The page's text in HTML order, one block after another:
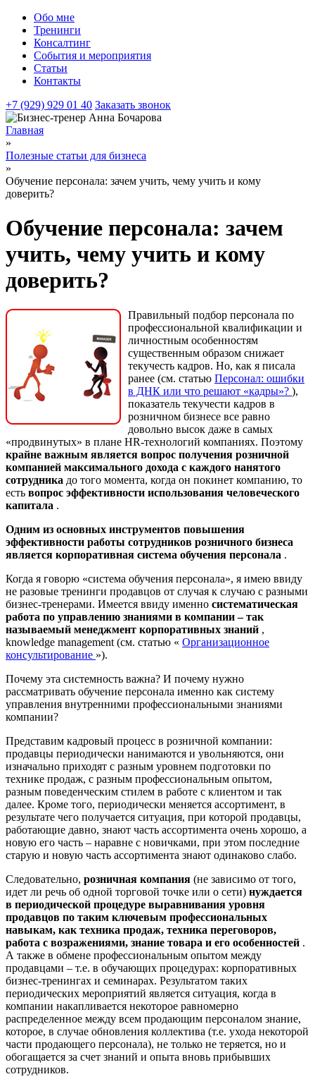
Обо мне
Тренинги
Консалтинг
События и мероприятия
Статьи
Контакты
+7 (929) 929 01 40 Заказать звонок
Главная
»
Полезные статьи для бизнеса
»
Обучение персонала: зачем учить, чему учить и кому
доверить?
Обучение персонала: зачем
учить, чему учить и кому
доверить?
Правильный подбор персонала по
профессиональной квалификации и
личностным особенностям
существенным образом снижает
текучесть кадров. Но, как я писала
ранее (см. статью Персонал: ошибки
в ДНК или что решают «кадры»? ),
показатель текучести кадров в
розничном бизнесе все равно
довольно высок даже в самых
«продвинутых» в плане HR-технологий компаниях. Поэтому
крайне важным является вопрос получения розничной
компанией максимального дохода с каждого нанятого
сотрудника до того момента, когда он покинет компанию, то
есть вопрос эффективности использования человеческого
капитала .
Одним из основных инструментов повышения
эффективности работы сотрудников розничного бизнеса
является корпоративная система обучения персонала .
Когда я говорю «система обучения персонала», я имею ввиду
не разовые тренинги продавцов от случая к случаю с разными
бизнес-тренерами. Имеется ввиду именно систематическая
работа по управлению знаниями в компании – так
называемый менеджмент корпоративных знаний ,
knowledge management (см. статью « Организационное
консультирование »).
Почему эта системность важна? И почему нужно
рассматривать обучение персонала именно как систему
управления внутренними профессиональными знаниями
компании?
Представим кадровый процесс в розничной компании:
продавцы периодически нанимаются и увольняются, они
изначально приходят с разным уровнем подготовки по
технике продаж, с разным профессиональным опытом,
разным поведенческим стилем в работе с клиентом и так
далее. Кроме того, периодически меняется ассортимент, в
результате чего получается ситуация, при которой продавцы,
работающие давно, знают часть ассортимента очень хорошо, а
новую его часть – наравне с новичками, при этом последние
старую и новую часть ассортимента знают одинаково слабо.
Следовательно, розничная компания (не зависимо от того,
идет ли речь об одной торговой точке или о сети) нуждается
в периодической процедуре выравнивания уровня
продавцов по таким ключевым профессиональных
навыкам, как техника продаж, техника переговоров,
работа с возражениями, знание товара и его особенностей .
А также в обмене профессиональным опытом между
продавцами – т.е. в обучающих процедурах: корпоративных
бизнес-тренингах и семинарах. Результатом таких
периодических мероприятий является ситуация, когда в
компании накапливается некоторое равномерно
распределенное между всем продающим персоналом знание,
которое, в случае обновления коллектива (т.е. ухода некоторой
части продающего персонала), не только не теряется, но и
обогащается за счет знаний и опыта вновь прибывших
сотрудников.